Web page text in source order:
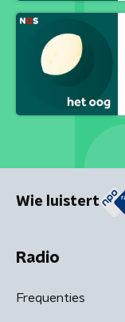
Wie luistert
Radio
Frequenties